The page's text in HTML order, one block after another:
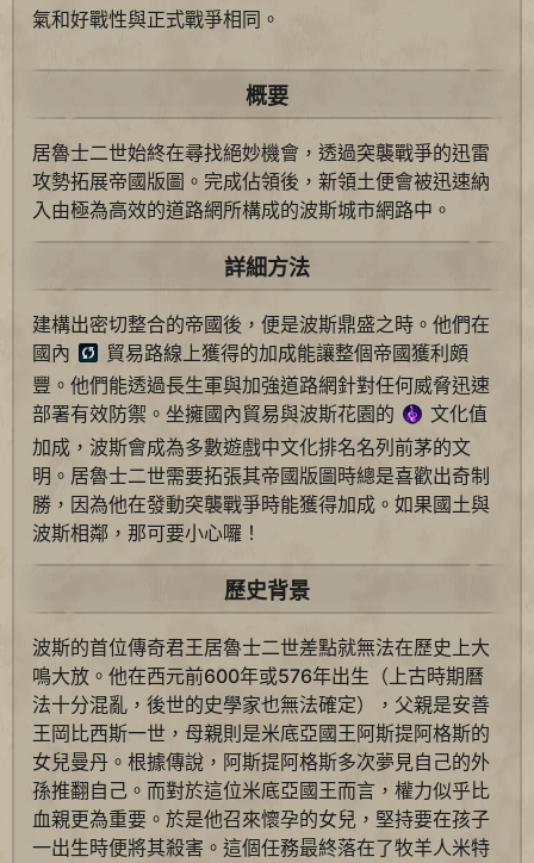
氣和好戰性與正式戰爭相同。
概要
居魯士二世始終在尋找絕妙機會，透過突襲戰爭的迅雷
攻勢拓展帝國版圖。完成佔領後，新領土便會被迅速納
入由極為高效的道路網所構成的波斯城市網路中。
詳細方法
建構出密切整合的帝國後，便是波斯鼎盛之時。他們在
國內
貿易路線上獲得的加成能讓整個帝國獲利頗
豐。他們能透過長生軍與加強道路網針對任何威脅迅速
部署有效防禦。坐擁國內貿易與波斯花園的
文化值
加成，波斯會成為多數遊戲中文化排名名列前茅的文
明。居魯士二世需要拓張其帝國版圖時總是喜歡出奇制
勝，因為他在發動突襲戰爭時能獲得加成。如果國土與
波斯相鄰，那可要小心囉！
歷史背景
波斯的首位傳奇君王居魯士二世差點就無法在歷史上大
鳴大放。他在西元前600年或576年出生（上古時期曆
法十分混亂，後世的史學家也無法確定），父親是安善
王岡比西斯一世，母親則是米底亞國王阿斯提阿格斯的
女兒曼丹。根據傳說，阿斯提阿格斯多次夢見自己的外
孫推翻自己。而對於這位米底亞國王而言，權力似乎比
血親更為重要。於是他召來懷孕的女兒，堅持要在孩子
一出生時便將其殺害。這個任務最終落在了牧羊人米特